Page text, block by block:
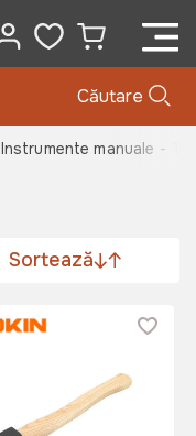
Căutare
manuale -
Sortează